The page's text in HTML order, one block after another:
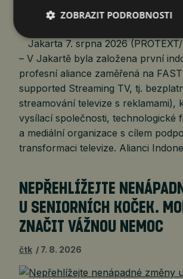
Jakarta 7. srpna 2026
– V Jakartě byla založena první
profesní aliance zaměřená na
supported Streaming TV, tj.
streamování televize s reklamami),
vysílací společnosti, technologické
a mediální organizace s cílem
transformaci televize. Alianci
NEPŘEHLÍŽEJTE
U SENIORNÍCH KOČEK.
ZNAČIT VÁŽNOU NEMOC
čtk 7. 8. 2026
ZOBRAZIT PODROBNOSTI